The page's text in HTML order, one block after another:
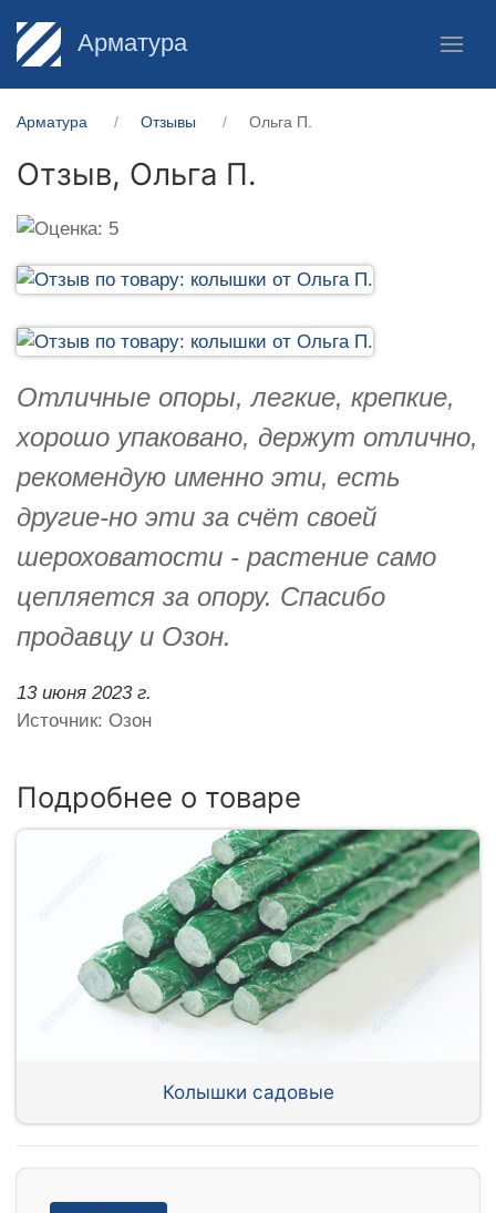
Арматура
Арматура Отзывы Ольга П.
Отзыв, Ольга П.
Отличные опоры, легкие, крепкие,
хорошо упаковано, держут отлично,
рекомендую именно эти, есть
другие-но эти за счёт своей
шероховатости - растение само
цепляется за опору. Спасибо
продавцу и Озон.
13 июня 2023 г.
Источник: Озон
Подробнее о товаре
Колышки садовые